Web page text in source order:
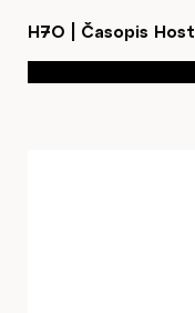
H7O Časopis Host